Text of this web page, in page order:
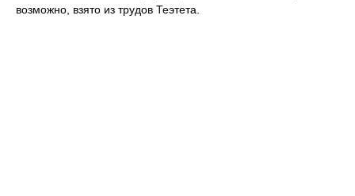
возможно, взято из трудов Теэтета.